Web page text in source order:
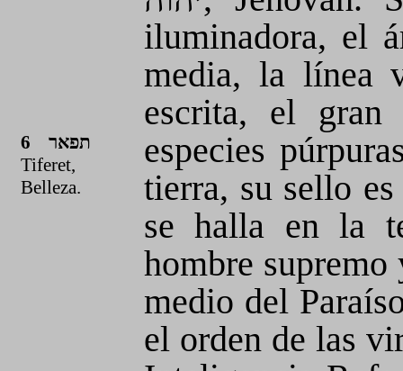
6 תפאר
Tiferet,
Belleza.
iluminadora, el
media, la línea
escrita, el
especies
tierra, su sello
se halla en la
hombre
medio del
el orden de las